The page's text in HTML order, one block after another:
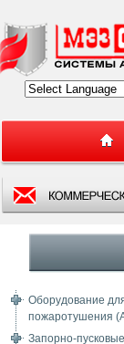
Оборудование
пожаротушения
Запорно-